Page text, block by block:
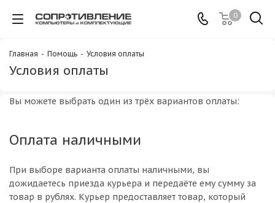
0
Главная - Помощь - Условия оплаты
Условия оплаты
Вы можете выбрать один из трёх вариантов оплаты:
Оплата наличными
При выборе варианта оплаты наличными, вы
дожидаетесь приезда курьера и передаёте ему сумму за
товар в рублях. Курьер предоставляет товар, который